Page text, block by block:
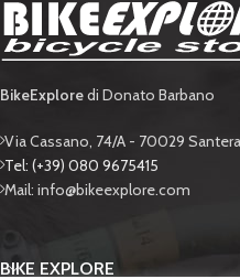
BikeExploredi Donato Barbano
Via Cassano, 74/A - 70029
Tel: (+39) 080 9675415
Mail: info@bikeexplore.com
BIKE EXPLORE